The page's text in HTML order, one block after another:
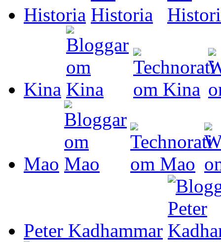
Historia
Kina
Mao
Peter Kadhammar